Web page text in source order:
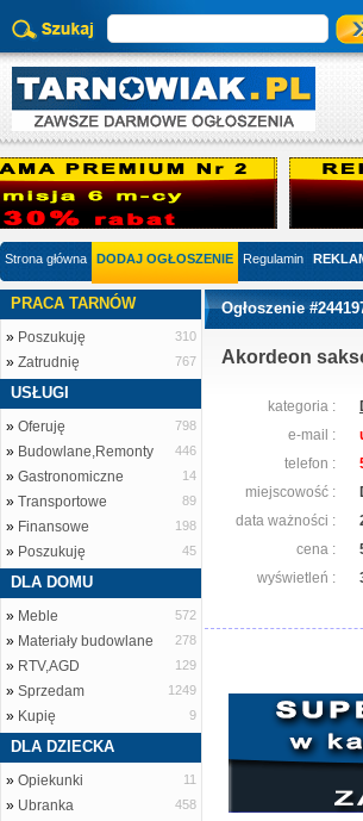
Strona główna DODAJ OGŁOSZENIE Regulamin
PRACA TARNÓW
» Poszukuję 310
» Zatrudnię 767
USŁUGI
» Oferuję 798
» Budowlane,Remonty 446
» Gastronomiczne 14
» Transportowe 89
» Finansowe 198
» Poszukuję 45
DLA DOMU
» Meble 572
» Materiały budowlane 278
» RTV,AGD 129
» Sprzedam 1249
» Kupię 9
DLA DZIECKA
» Opiekunki 11
» Ubranka 458
Ogłoszenie
Akordeon
kategoria :
e-mail :
telefon :
miejscowość :
data ważności :
cena :
wyświetleń :